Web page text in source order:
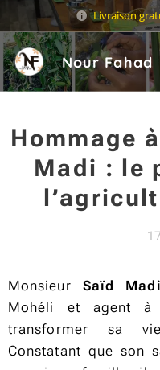
Livraison
Nour Fahad
Sarl
Hommage
Madi : le
Monsieur Saïd Madi
Mohéli et agent à
transformer sa
Constatant que son